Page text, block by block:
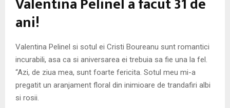
N
U
ani!
Valentina Pelinel si sotul ei Cristi Boureanu sunt romantici
incurabili, asa ca si aniversarea ei trebuia sa fie una la fel.
“Azi, de ziua mea, sunt foarte fericita. Sotul meu mi-a
pregatit un aranjament floral din inimioare de trandafiri albi
si rosii.